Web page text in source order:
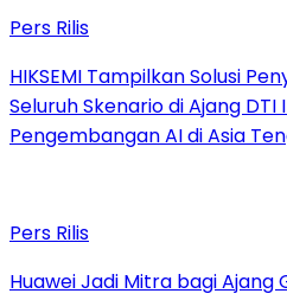
Pers Rilis
HIKSEMI Tampilkan Solusi
Seluruh Skenario di Ajang DTI
Pengembangan AI di Asia
Pers Rilis
Huawei Jadi Mitra bagi Ajang